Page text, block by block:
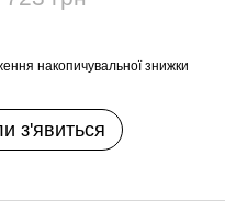
накопичувальної знижки
з'явиться